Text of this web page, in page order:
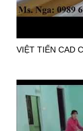
VIỆT TIẾN CAD